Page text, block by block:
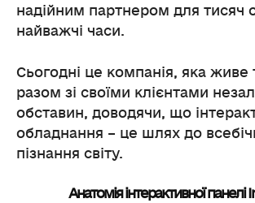
надійним партнером для тисяч
найважчі часи.
Сьогодні це компанія, яка
разом зі своїми клієнтами
обставин, доводячи, що
обладнання – це шлях до
пізнання світу.
Анатомія інтерактивної панелі